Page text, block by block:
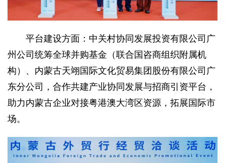
平台建设方面：中关村协同发展投资有限公司广
州公司统筹全球并购基金（联合国咨商组织附属机
构）、内蒙古天翊国际文化贸易集团股份有限公司广
东分公司，合作共建产业协同发展与招商引资平台，
助力内蒙古企业对接粤港澳大湾区资源，拓展国际市
场。